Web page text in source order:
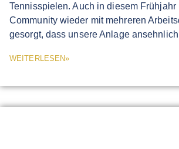
Tennisspielen. Auch in diesem Frühjahr
Community wieder mit mehreren
gesorgt, dass unsere Anlage
WEITERLESEN»